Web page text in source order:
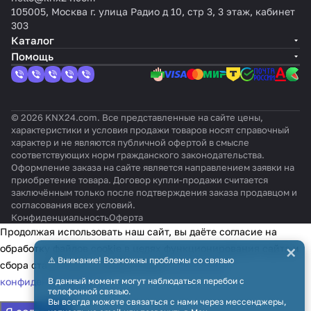
105005, Москва г. улица Радио д 10, стр 3, 3 этаж, кабинет
303
Каталог
Помощь
© 2026 KNX24.com. Все представленные на сайте цены,
характеристики и условия продажи товаров носят справочный
характер и не являются публичной офертой в смысле
соответствующих норм гражданского законодательства.
Оформление заказа на сайте является направлением заявки на
приобретение товара. Договор купли-продажи считается
заключённым только после подтверждения заказа продавцом и
согласования всех условий.
КонфиденциальностьОферта
⚠️ Внимание! Возможны проблемы со связью
В данный момент могут наблюдаться перебои с
телефонной связью.
Вы всегда можете связаться с нами через мессенджеры,
×
Продолжая использовать наш сайт, вы даёте согласие на
обработку файлов cookie в целях функционирования сайта и
сбора статистики в соответствии сполитикой
конфиденциальности